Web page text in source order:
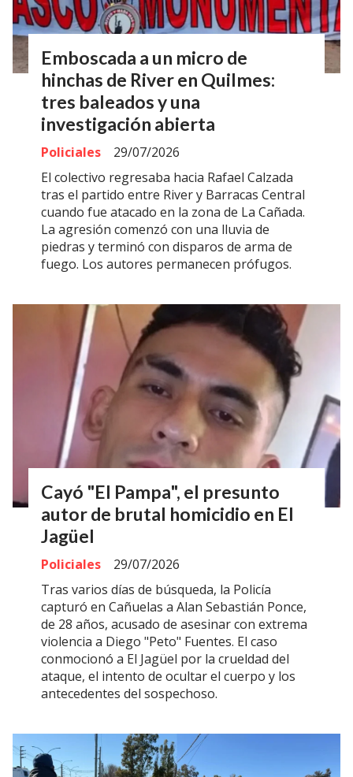
Emboscada a un micro de
hinchas de River en Quilmes:
tres baleados y una
investigación abierta
Policiales
29/07/2026
El colectivo regresaba hacia Rafael Calzada
tras el partido entre River y Barracas Central
cuando fue atacado en la zona de La Cañada.
La agresión comenzó con una lluvia de
piedras y terminó con disparos de arma de
fuego. Los autores permanecen prófugos.
Cayó "El Pampa", el presunto
autor de brutal homicidio en El
Jagüel
Policiales
29/07/2026
Tras varios días de búsqueda, la Policía
capturó en Cañuelas a Alan Sebastián Ponce,
de 28 años, acusado de asesinar con extrema
violencia a Diego "Peto" Fuentes. El caso
conmocionó a El Jagüel por la crueldad del
ataque, el intento de ocultar el cuerpo y los
antecedentes del sospechoso.